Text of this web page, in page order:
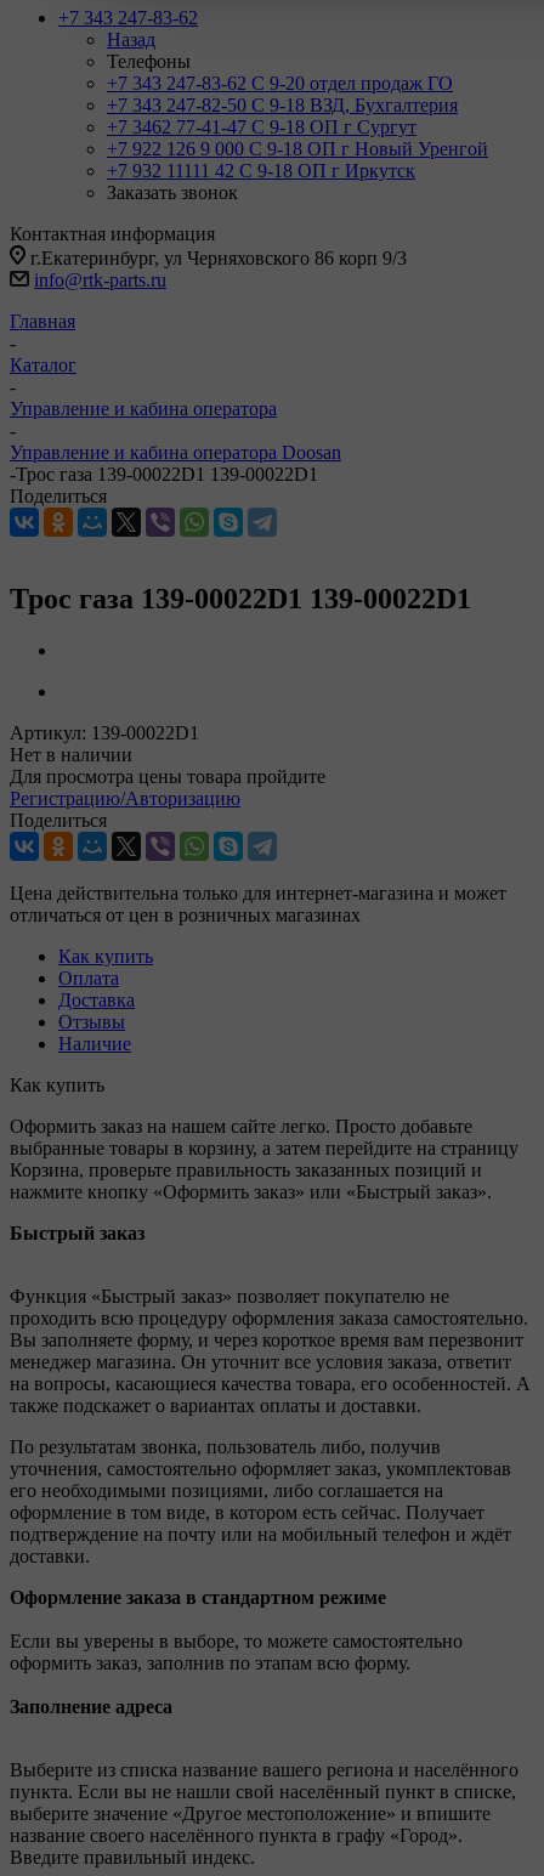
+7 343 247-83-62
Назад
Телефоны
+7 343 247-83-62 С 9-20 отдел продаж ГО
+7 343 247-82-50 С 9-18 ВЗД, Бухгалтерия
+7 3462 77-41-47 С 9-18 ОП г Сургут
+7 922 126 9 000 С 9-18 ОП г Новый Уренгой
+7 932 11111 42 С 9-18 ОП г Иркутск
Заказать звонок
Контактная информация
г.Екатеринбург, ул Черняховского 86 корп 9/3
info@rtk-parts.ru
Главная
-
Каталог
-
Управление и кабина оператора
-
Управление и кабина оператора Doosan
-Трос газа 139-00022D1 139-00022D1
Поделиться
Трос газа 139-00022D1 139-00022D1
Артикул: 139-00022D1
Нет в наличии
Для просмотра цены товара пройдите
Регистрацию/Авторизацию
Поделиться
Цена действительна только для интернет-магазина и может
отличаться от цен в розничных магазинах
Как купить
Оплата
Доставка
Отзывы
Наличие
Как купить
Оформить заказ на нашем сайте легко. Просто добавьте
выбранные товары в корзину, а затем перейдите на страницу
Корзина, проверьте правильность заказанных позиций и
нажмите кнопку «Оформить заказ» или «Быстрый заказ».
Быстрый заказ
Функция «Быстрый заказ» позволяет покупателю не
проходить всю процедуру оформления заказа самостоятельно.
Вы заполняете форму, и через короткое время вам перезвонит
менеджер магазина. Он уточнит все условия заказа, ответит
на вопросы, касающиеся качества товара, его особенностей. А
также подскажет о вариантах оплаты и доставки.
По результатам звонка, пользователь либо, получив
уточнения, самостоятельно оформляет заказ, укомплектовав
его необходимыми позициями, либо соглашается на
оформление в том виде, в котором есть сейчас. Получает
подтверждение на почту или на мобильный телефон и ждёт
доставки.
Оформление заказа в стандартном режиме
Если вы уверены в выборе, то можете самостоятельно
оформить заказ, заполнив по этапам всю форму.
Заполнение адреса
Выберите из списка название вашего региона и населённого
пункта. Если вы не нашли свой населённый пункт в списке,
выберите значение «Другое местоположение» и впишите
название своего населённого пункта в графу «Город».
Введите правильный индекс.